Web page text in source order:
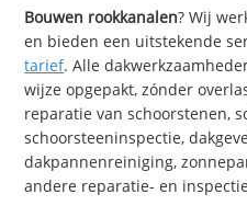
Bouwen rookkanalen? Wij
en bieden een uitstekende
tarief. Alle
wijze opgepakt, zónder
reparatie van schoorstenen,
schoorsteeninspectie,
dakpannenreiniging,
andere reparatie- en